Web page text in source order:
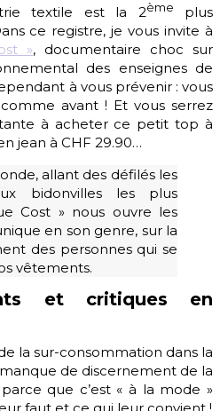
textile est la 2ème
plus
ce registre, je vous invite à
», documentaire choc sur
des enseignes de
à vous prévenir : vous
avant ! Et vous serrez
à acheter ce petit top à
jean à CHF 29.90…
allant des défilés les
bidonvilles les plus
Cost » nous ouvre les
en son genre, sur la
des personnes qui se
vêtements.
et critiques en
la sur-consommation dans la
de discernement de la
que c’est « à la mode »